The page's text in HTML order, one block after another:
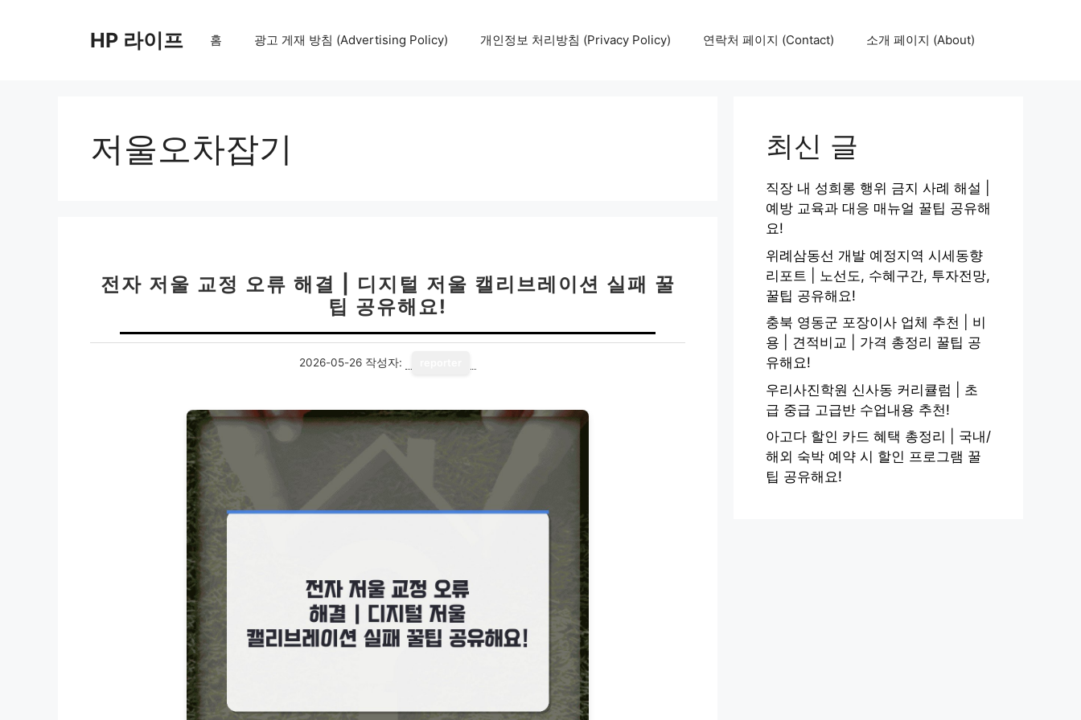
HP 라이프 홈 광고 게재 방침 (Advertising Policy) 개인정보 처리방침 (Privacy Policy) 연락처 페이지 (Contact) 소개 페이지 (About)
저울오차잡기
전자 저울 교정 오류 해결 | 디지털 저울 캘리브레이션 실패 꿀
팁 공유해요!
2026-05-26 작성자:
최신 글
직장 내 성희롱 행위 금지 사례 해설 |
예방 교육과 대응 매뉴얼 꿀팁 공유해
요!
위례삼동선 개발 예정지역 시세동향
리포트 | 노선도, 수혜구간, 투자전망,
꿀팁 공유해요!
충북 영동군 포장이사 업체 추천 | 비
용 | 견적비교 | 가격 총정리 꿀팁 공
유해요!
우리사진학원 신사동 커리큘럼 | 초
급 중급 고급반 수업내용 추천!
아고다 할인 카드 혜택 총정리 | 국내/
해외 숙박 예약 시 할인 프로그램 꿀
팁 공유해요!